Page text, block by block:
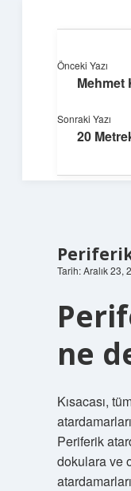
Tarih: Aralık 23,
ne
Kısacası,
Periferik
dokulara ve
Önceki Yazı
Mehmet
Sonraki Yazı
20